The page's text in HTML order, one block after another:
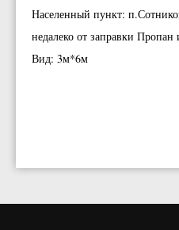
Населенный пункт:
недалеко от заправки Пропан
Вид: 3м*6м